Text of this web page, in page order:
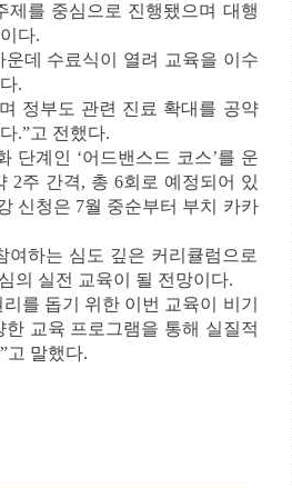
제를 중심으로 진행됐으며 대행
다.
데 수료식이 열려 교육을 이수
.
정부도 관련 진료 확대를 공약
.”고 전했다.
단계인 ‘어드밴스드 코스’를 운
2주 간격, 총 6회로 예정되어 있
신청은 7월 중순부터 부치 카카
하는 심도 깊은 커리큘럼으로
의 실전 교육이 될 전망이다.
를 돕기 위한 이번 교육이 비기
교육 프로그램을 통해 실질적
고 말했다.